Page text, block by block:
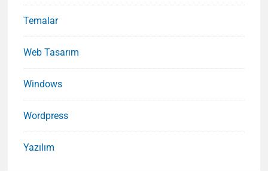
Temalar
Web Tasarım
Windows
Wordpress
Yazılım